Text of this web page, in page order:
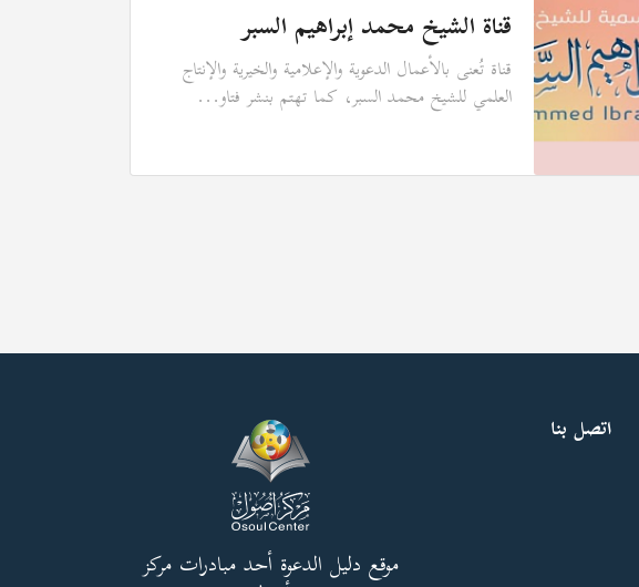
قناة الشيخ محمد إبراهيم السبر
قناة تُعنى بالأعمال الدعوية والإعلامية والخيرية والإنتاج
العلمي للشيخ محمد السبر، كما تهتم بنشر فتاو...
اتصل بنا
موقع دليل الدعوة أحد مبادرات مركز